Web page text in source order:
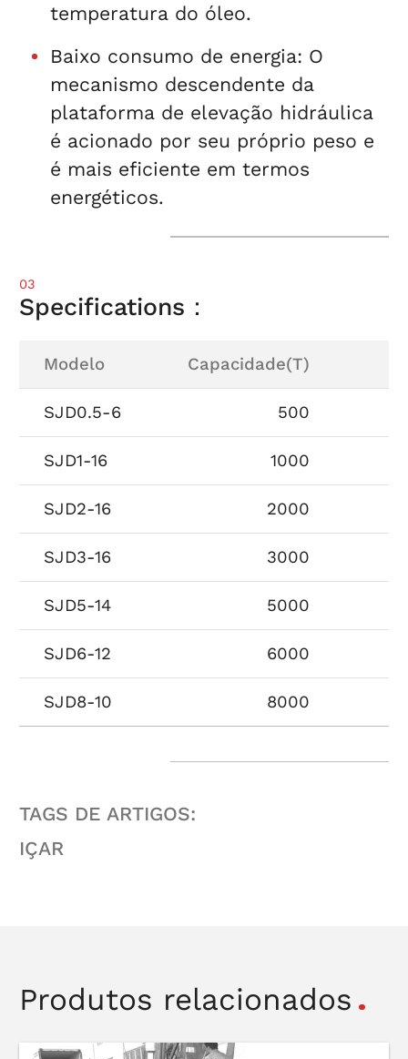
temperatura do óleo.
Baixo consumo de energia: O
mecanismo descendente da
plataforma de elevação hidráulica
é acionado por seu próprio peso e
é mais eficiente em termos
energéticos.
03
Specifications：
Modelo Capacidade(T)
SJD0.5-6 500
SJD1-16 1000
SJD2-16 2000
SJD3-16 3000
SJD5-14 5000
SJD6-12 6000
SJD8-10 8000
TAGS DE ARTIGOS:
IÇAR
Produtos relacionados